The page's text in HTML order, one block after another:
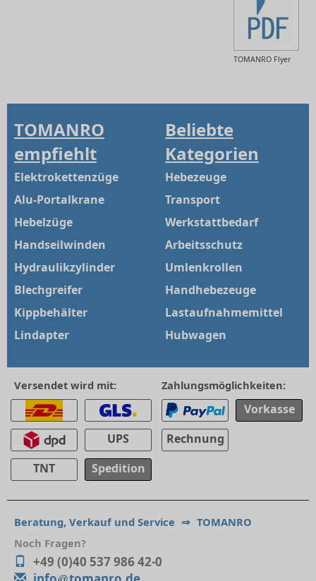
TOMANRO Flyer
TOMANRO
empfiehlt
Elektrokettenzüge
Alu-Portalkrane
Hebelzüge
Handseilwinden
Hydraulikzylinder
Blechgreifer
Kippbehälter
Lindapter
Beliebte
Kategorien
Hebezeuge
Transport
Werkstattbedarf
Arbeitsschutz
Umlenkrollen
Handhebezeuge
Lastaufnahmemittel
Hubwagen
Versendet wird mit:
UPS
TNT
Spedition
Zahlungsmöglichkeiten:
Vorkasse
Rechnung
Beratung, Verkauf und Service ⇒ TOMANRO
Noch Fragen?
+49 (0)40 537 986 42-0